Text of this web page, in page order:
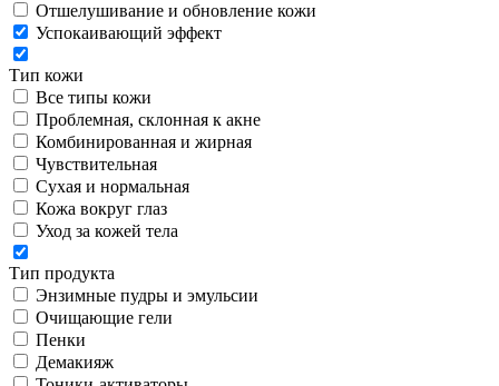
Отшелушивание и обновление кожи
Успокаивающий эффект
Тип кожи
Все типы кожи
Проблемная, склонная к акне
Комбинированная и жирная
Чувствительная
Сухая и нормальная
Кожа вокруг глаз
Уход за кожей тела
Тип продукта
Энзимные пудры и эмульсии
Очищающие гели
Пенки
Демакияж